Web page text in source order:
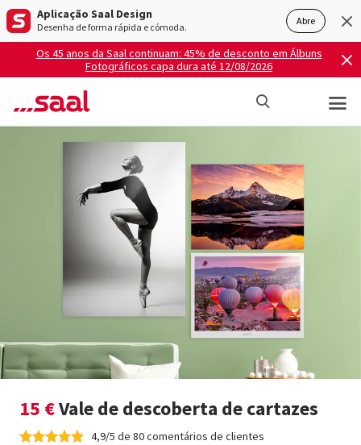
Aplicação Saal Design
Desenha de forma rápida e cómoda. Abre
Os 45 anos da Saal continuam: 45% de desconto em Álbuns
Fotográficos capa dura até 12/08/2026
15 €Vale de descoberta de cartazes
4,9/5 de 80 comentários de clientes